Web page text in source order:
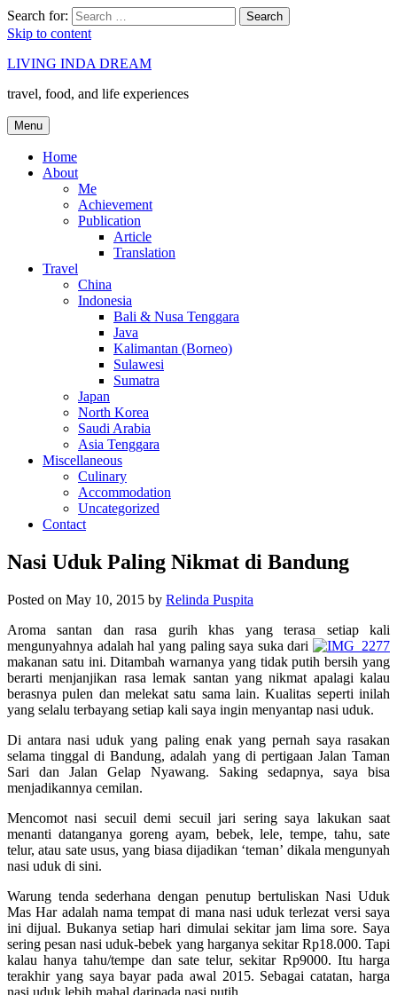
Search for: Search
Skip to content
LIVING INDA DREAM
travel, food, and life experiences
Menu
Home
About
Me
Achievement
Publication
Article
Translation
Travel
China
Indonesia
Bali & Nusa Tenggara
Java
Kalimantan (Borneo)
Sulawesi
Sumatra
Japan
North Korea
Saudi Arabia
Asia Tenggara
Miscellaneous
Culinary
Accommodation
Uncategorized
Contact
Nasi Uduk Paling Nikmat di Bandung
Posted on May 10, 2015 by Relinda Puspita
Aroma santan dan rasa gurih khas yang terasa setiap kali
mengunyahnya adalah hal yang paling saya suka dari
makanan satu ini. Ditambah warnanya yang tidak putih bersih yang
berarti menjanjikan rasa lemak santan yang nikmat apalagi kalau
berasnya pulen dan melekat satu sama lain. Kualitas seperti inilah
yang selalu terbayang setiap kali saya ingin menyantap nasi uduk.
Di antara nasi uduk yang paling enak yang pernah saya rasakan
selama tinggal di Bandung, adalah yang di pertigaan Jalan Taman
Sari dan Jalan Gelap Nyawang. Saking sedapnya, saya bisa
menjadikannya cemilan.
Mencomot nasi secuil demi secuil jari sering saya lakukan saat
menanti datanganya goreng ayam, bebek, lele, tempe, tahu, sate
telur, atau sate usus, yang biasa dijadikan ‘teman’ dikala mengunyah
nasi uduk di sini.
Warung tenda sederhana dengan penutup bertuliskan Nasi Uduk
Mas Har adalah nama tempat di mana nasi uduk terlezat versi saya
ini dijual. Bukanya setiap hari dimulai sekitar jam lima sore. Saya
sering pesan nasi uduk-bebek yang harganya sekitar Rp18.000. Tapi
kalau hanya tahu/tempe dan sate telur, sekitar Rp9000. Itu harga
terakhir yang saya bayar pada awal 2015. Sebagai catatan, harga
nasi uduk lebih mahal daripada nasi putih.